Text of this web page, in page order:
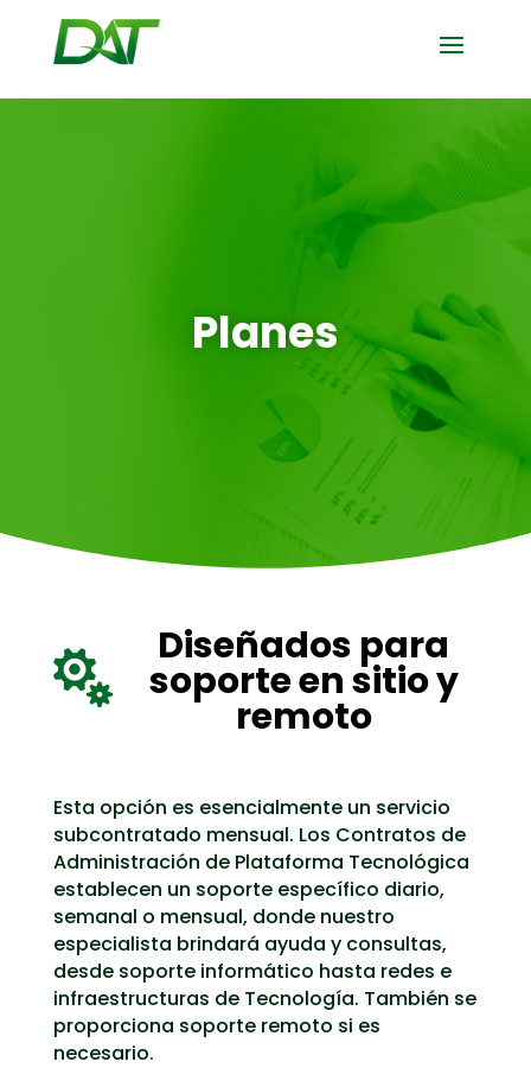
Planes

Diseñados para
soporte en sitio y
remoto
Esta opción es esencialmente un servicio
subcontratado mensual. Los Contratos de
Administración de Plataforma Tecnológica
establecen un soporte específico diario,
semanal o mensual, donde nuestro
especialista brindará ayuda y consultas,
desde soporte informático hasta redes e
infraestructuras de Tecnología. También se
proporciona soporte remoto si es
necesario.